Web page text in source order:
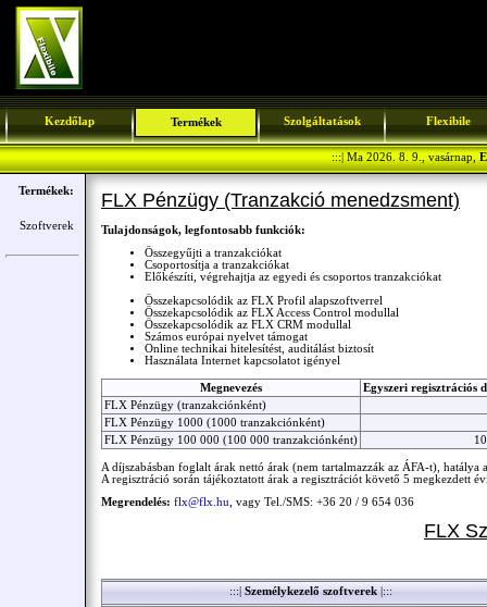
Kezdőlap Termékek Szolgáltatások Flexibile
:::| Ma 2026. 8. 9., vasárnap,
Termékek:
Szoftverek
FLX Pénzügy (Tranzakció menedzsment)
Tulajdonságok, legfontosabb funkciók:
Összegyűjti a tranzakciókat
Csoportosítja a tranzakciókat
Előkészíti, végrehajtja az egyedi és csoportos tranzakciókat
Összekapcsolódik az FLX Profil alapszoftverrel
Összekapcsolódik az FLX Access Control modullal
Összekapcsolódik az FLX CRM modullal
Számos európai nyelvet támogat
Online technikai hitelesítést, auditálást biztosít
Használata Internet kapcsolatot igényel
Megnevezés
Egyszeri regisztrációs
FLX Pénzügy (tranzakciónként)
FLX Pénzügy 1000 (1000 tranzakciónként)
FLX Pénzügy 100 000 (100 000 tranzakciónként)
A díjszabásban foglalt árak nettó árak (nem tartalmazzák az ÁFA-t),
A regisztráció során tájékoztatott árak a regisztrációt követő 5 megkezdett
Megrendelés: flx@flx.hu, vagy Tel./SMS: +36 20 / 9 654 036
FLX
:::| Személykezelő szoftverek |:::